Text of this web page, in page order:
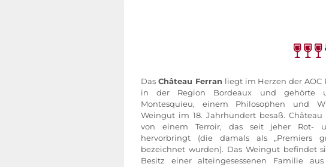
Das Château Ferran liegt im Herzen der AOC
in der Region Bordeaux und gehörte
Montesquieu, einem Philosophen und
Weingut im 18. Jahrhundert besaß. Château
von einem Terroir, das seit jeher Rot-
hervorbringt (die damals als „Premiers
bezeichnet wurden). Das Weingut befindet
Besitz einer alteingesessenen Familie